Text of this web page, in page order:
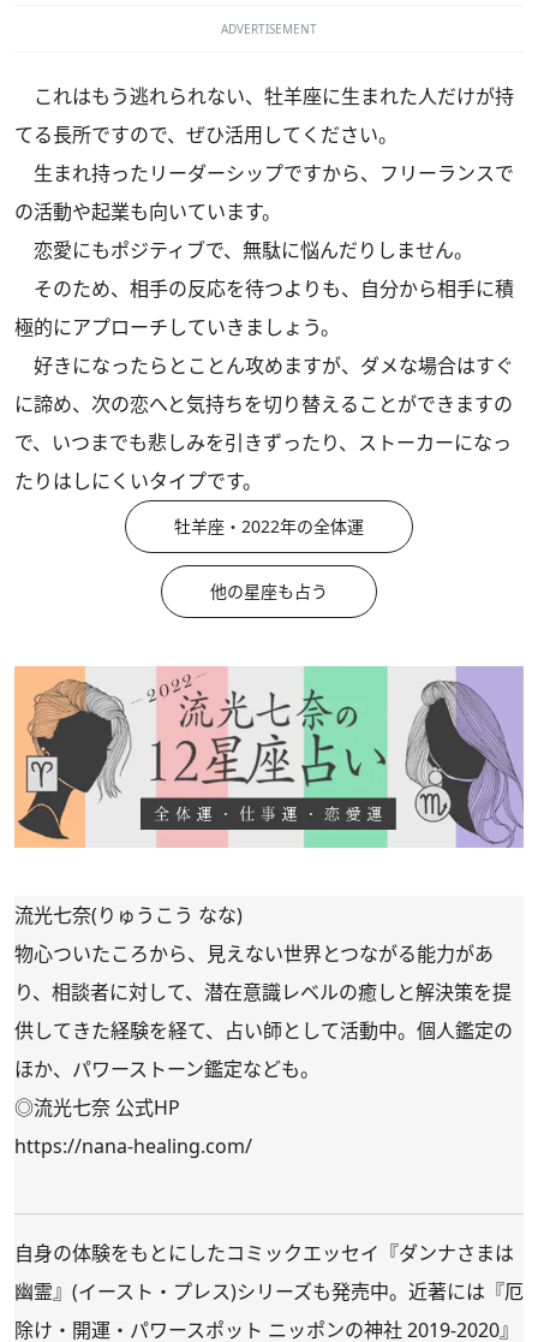
ADVERTISEMENT
これはもう逃れられない、牡羊座に生まれた人だけが持
てる長所ですので、ぜひ活用してください。
生まれ持ったリーダーシップですから、フリーランスで
の活動や起業も向いています。
恋愛にもポジティブで、無駄に悩んだりしません。
そのため、相手の反応を待つよりも、自分から相手に積
極的にアプローチしていきましょう。
好きになったらとことん攻めますが、ダメな場合はすぐ
に諦め、次の恋へと気持ちを切り替えることができますの
で、いつまでも悲しみを引きずったり、ストーカーになっ
たりはしにくいタイプです。
牡羊座・2022年の全体運
他の星座も占う
流光七奈(りゅうこう なな)
物心ついたころから、見えない世界とつながる能力があ
り、相談者に対して、潜在意識レベルの癒しと解決策を提
供してきた経験を経て、占い師として活動中。個人鑑定の
ほか、パワーストーン鑑定なども。
◎流光七奈 公式HP
https://nana-healing.com/
自身の体験をもとにしたコミックエッセイ『ダンナさまは
幽霊』(イースト・プレス)シリーズも発売中。近著には『厄
除け・開運・パワースポット ニッポンの神社 2019-2020』